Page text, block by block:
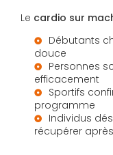
Le cardio sur
Débutants
douce
Personnes
efficacement
Sportifs
programme
Individus
récupérer